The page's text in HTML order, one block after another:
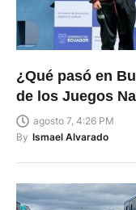
¿Qué pasó en
de los Juegos
agosto 7, 4:26 PM
By Ismael Alvarado